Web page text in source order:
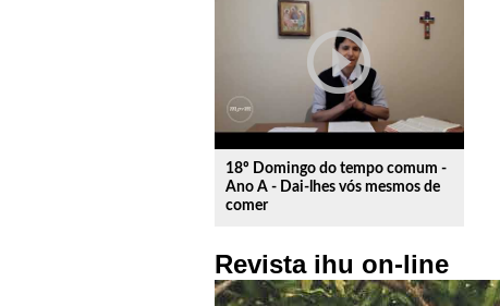
play_circle_outline
18º Domingo do tempo comum -
Ano A - Dai-lhes vós mesmos de
comer
Revista ihu on-line